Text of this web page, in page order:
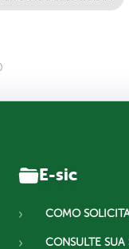
E-sic
COMO
CONSULTE